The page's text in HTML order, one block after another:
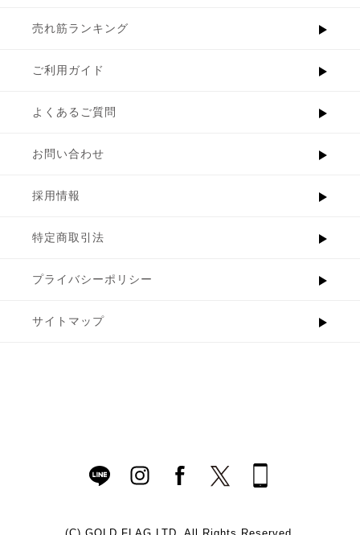
売れ筋ランキング
ご利用ガイド
よくあるご質問
お問い合わせ
採用情報
特定商取引法
プライバシーポリシー
サイトマップ